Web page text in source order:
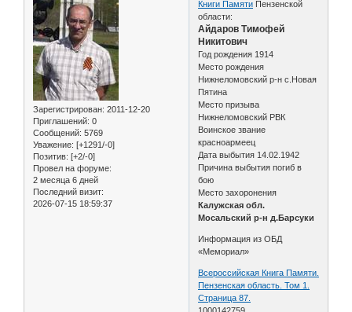
Зарегистрирован: 2011-12-20
Приглашений: 0
Сообщений: 5769
Уважение: [+1291/-0]
Позитив: [+2/-0]
Провел на форуме:
2 месяца 6 дней
Последний визит:
2026-07-15 18:59:37
Книги Памяти Пензенской
области:
Айдаров Тимофей
Никитович
Год рождения 1914
Место рождения
Нижнеломовский р-н с.Новая
Пятина
Место призыва
Нижнеломовский РВК
Воинское звание
красноармеец
Дата выбытия 14.02.1942
Причина выбытия погиб в
бою
Место захоронения
Калужская обл.
Мосальский р-н д.Барсуки
Информация из ОБД
«Мемориал»
Всероссийская Книга Памяти.
Пензенская область. Том 1.
Страница 87.